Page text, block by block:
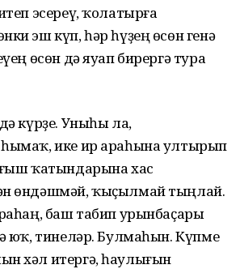
эсереү, ҡолатырға
эш күп, һәр һүҙең өсөн генә
өсөн дә яуап бирергә тура
күрҙе. Уныһы ла,
ике ир араһына ултырып
ҡатындарына хас
өндәшмәй, ҡыҫылмай тыңлай.
баш табип урынбаҫары
юҡ, тинеләр. Булмаһын. Күпме
хәл итергә, һаулығын